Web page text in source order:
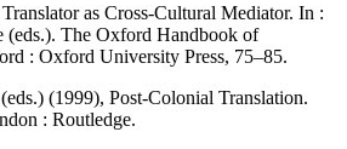
as Cross-Cultural Mediator. In :
(eds.). The Oxford Handbook of
: Oxford University Press, 75–85.
(1999), Post-Colonial Translation.
: Routledge.